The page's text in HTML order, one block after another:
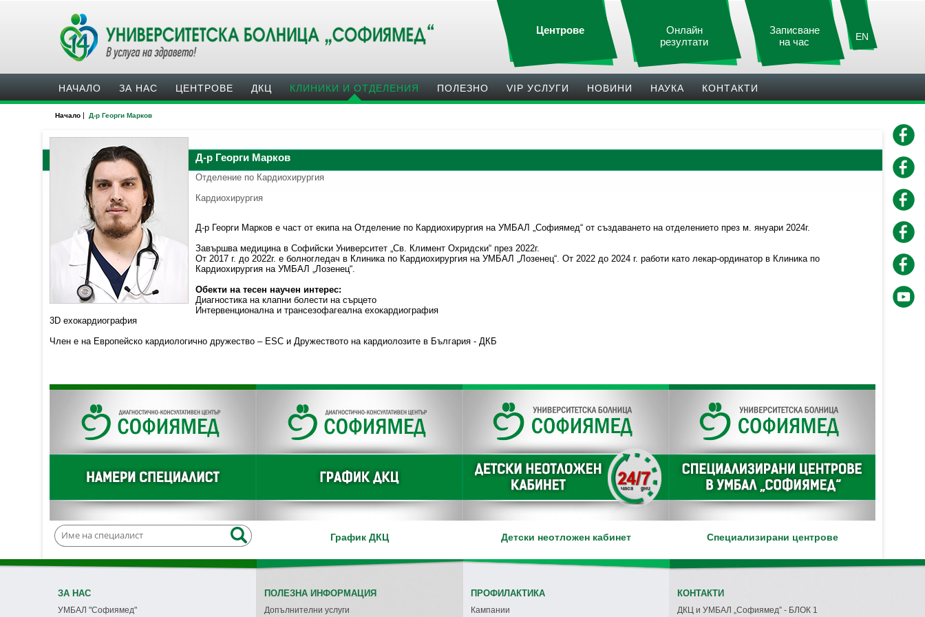
EN
Записване
на час
Онлайн
резултати
Центрове
НАЧАЛО ЗА НАС ЦЕНТРОВЕ ДКЦ КЛИНИКИ И ОТДЕЛЕНИЯ ПОЛЕЗНO VIP УСЛУГИ НОВИНИ НАУКА КОНТАКТИ
Начало | Д-р Георги Марков
Д-р Георги Марков
Отделение по Кардиохирургия
Кардиохирургия
Д-р Георги Марков е част от екипа на Отделение по Кардиохирургия на УМБАЛ „Софиямед“ от създаването на отделението през м. януари 2024г.
Завършва медицина в Софийски Университет „Св. Климент Охридски“ през 2022г.
От 2017 г. до 2022г. е болногледач в Клиника по Кардиохирургия на УМБАЛ „Лозенец“. От 2022 до 2024 г. работи като лекар-ординатор в Клиника по
Кардиохирургия на УМБАЛ „Лозенец“.
Обекти на тесен научен интерес:
Диагностика на клапни болести на сърцето
Интервенционална и трансезофагеална ехокардиография
3D ехокардиография
Член е на Европейско кардиологично дружество – ESC и Дружеството на кардиолозите в България - ДКБ
График ДКЦ Детски неотложен кабинет Специализирани центрове
ЗА НАС
УМБАЛ "Софиямед"
ПОЛЕЗНА ИНФОРМАЦИЯ
Допълнителни услуги
ПРОФИЛАКТИКА
Кампании
КОНТАКТИ
ДКЦ и УМБАЛ „Софиямед” - БЛОК 1